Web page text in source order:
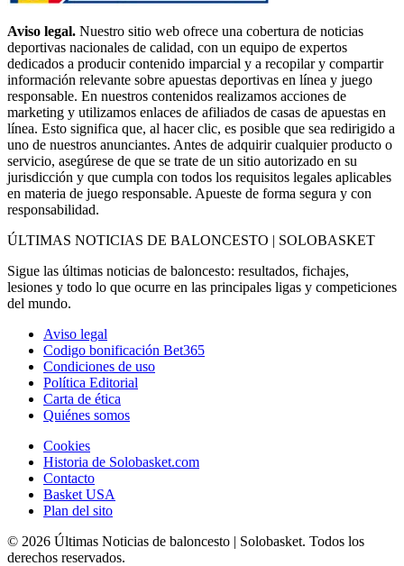
Aviso legal. Nuestro sitio web ofrece una cobertura de noticias
deportivas nacionales de calidad, con un equipo de expertos
dedicados a producir contenido imparcial y a recopilar y compartir
información relevante sobre apuestas deportivas en línea y juego
responsable. En nuestros contenidos realizamos acciones de
marketing y utilizamos enlaces de afiliados de casas de apuestas en
línea. Esto significa que, al hacer clic, es posible que sea redirigido a
uno de nuestros anunciantes. Antes de adquirir cualquier producto o
servicio, asegúrese de que se trate de un sitio autorizado en su
jurisdicción y que cumpla con todos los requisitos legales aplicables
en materia de juego responsable. Apueste de forma segura y con
responsabilidad.
ÚLTIMAS NOTICIAS DE BALONCESTO | SOLOBASKET
Sigue las últimas noticias de baloncesto: resultados, fichajes,
lesiones y todo lo que ocurre en las principales ligas y competiciones
del mundo.
Aviso legal
Codigo bonificación Bet365
Condiciones de uso
Política Editorial
Carta de ética
Quiénes somos
Cookies
Historia de Solobasket.com
Contacto
Basket USA
Plan del sito
© 2026 Últimas Noticias de baloncesto | Solobasket. Todos los
derechos reservados.